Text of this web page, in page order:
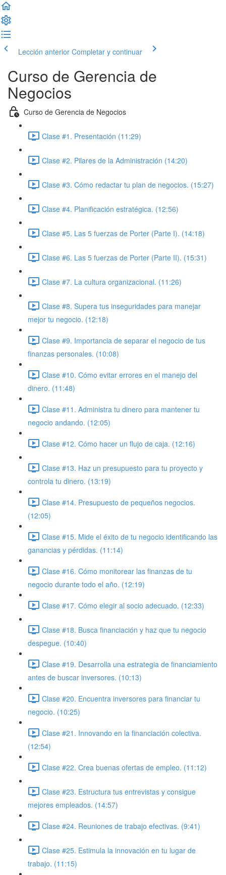
Lección anterior Completar y continuar
Curso de Gerencia de
Negocios
Curso de Gerencia de Negocios
Clase #1. Presentación (11:29)
Clase #2. Pilares de la Administración (14:20)
Clase #3. Cómo redactar tu plan de negocios. (15:27)
Clase #4. Planificación estratégica. (12:56)
Clase #5. Las 5 fuerzas de Porter (Parte I). (14:18)
Clase #6. Las 5 fuerzas de Porter (Parte II). (15:31)
Clase #7. La cultura organizacional. (11:26)
Clase #8. Supera tus inseguridades para manejar
mejor tu negocio. (12:18)
Clase #9. Importancia de separar el negocio de tus
finanzas personales. (10:08)
Clase #10. Cómo evitar errores en el manejo del
dinero. (11:48)
Clase #11. Administra tu dinero para mantener tu
negocio andando. (12:05)
Clase #12. Cómo hacer un flujo de caja. (12:16)
Clase #13. Haz un presupuesto para tu proyecto y
controla tu dinero. (13:19)
Clase #14. Presupuesto de pequeños negocios.
(12:05)
Clase #15. Mide el éxito de tu negocio identificando las
ganancias y pérdidas. (11:14)
Clase #16. Cómo monitorear las finanzas de tu
negocio durante todo el año. (12:19)
Clase #17. Cómo elegir al socio adecuado. (12:33)
Clase #18. Busca financiación y haz que tu negocio
despegue. (10:40)
Clase #19. Desarrolla una estrategia de financiamiento
antes de buscar inversores. (10:13)
Clase #20. Encuentra inversores para financiar tu
negocio. (10:25)
Clase #21. Innovando en la financiación colectiva.
(12:54)
Clase #22. Crea buenas ofertas de empleo. (11:12)
Clase #23. Estructura tus entrevistas y consigue
mejores empleados. (14:57)
Clase #24. Reuniones de trabajo efectivas. (9:41)
Clase #25. Estimula la innovación en tu lugar de
trabajo. (11:15)